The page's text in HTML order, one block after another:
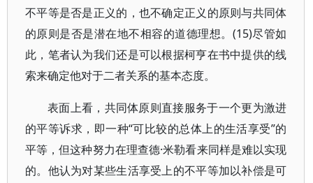
不平等是否是正义的，也不确定正义的原则与共同体
的原则是否是潜在地不相容的道德理想。(15)尽管如
此，笔者认为我们还是可以根据柯亨在书中提供的线
索来确定他对于二者关系的基本态度。
表面上看，共同体原则直接服务于一个更为激进
的平等诉求，即一种“可比较的总体上的生活享受”的
平等，但这种努力在理查德·米勒看来同样是难以实现
的。他认为对某些生活享受上的不平等加以补偿是可